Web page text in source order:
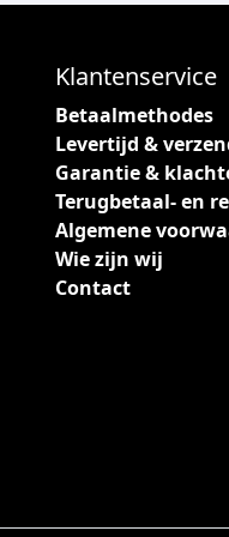
Klantenservice
Betaalmethodes
Levertijd &
Garantie &
Terugbetaal- en
Algemene
Wie zijn wij
Contact